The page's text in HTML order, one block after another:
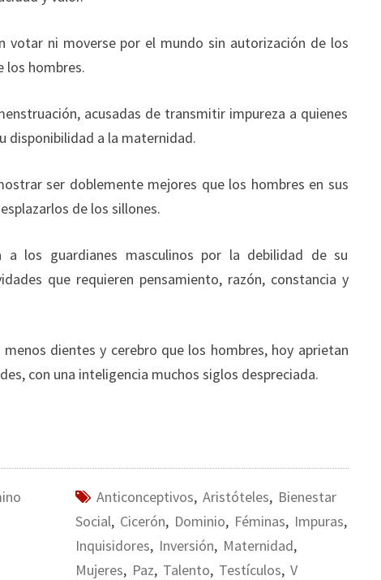
votar ni moverse por el mundo sin autorización de los
los hombres.
acusadas de transmitir impureza a quienes
disponibilidad a la maternidad.
ser doblemente mejores que los hombres en sus
de los sillones.
a los guardianes masculinos por la debilidad de su
que requieren pensamiento, razón, constancia y
dientes y cerebro que los hombres, hoy aprietan
con una inteligencia muchos siglos despreciada.
Anticonceptivos, Aristóteles, Bienestar
Social, Cicerón, Dominio, Féminas, Impuras,
Inquisidores, Inversión, Maternidad,
Mujeres, Paz, Talento, Testículos, V